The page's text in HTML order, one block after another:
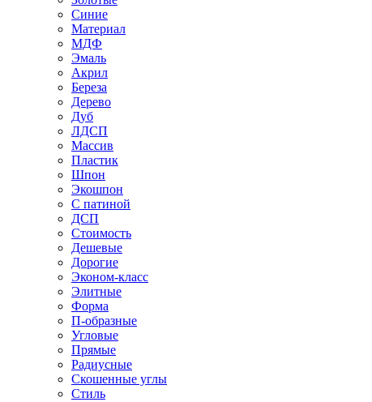
Синие
Материал
МДФ
Эмаль
Акрил
Береза
Дерево
Дуб
ЛДСП
Массив
Пластик
Шпон
Экошпон
С патиной
ДСП
Стоимость
Дешевые
Дорогие
Эконом-класс
Элитные
Форма
П-образные
Угловые
Прямые
Радиусные
Скошенные углы
Стиль